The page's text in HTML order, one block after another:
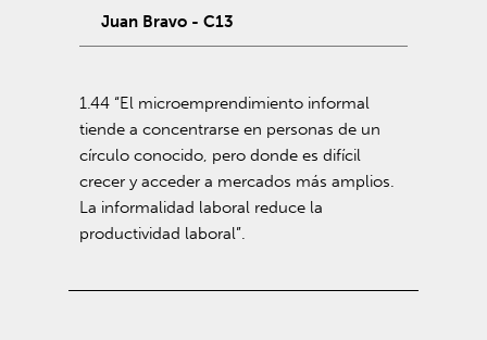
Juan Bravo - C13
1.44 “El microemprendimiento informal
tiende a concentrarse en personas de un
círculo conocido, pero donde es difícil
crecer y acceder a mercados más amplios.
La informalidad laboral reduce la
productividad laboral”.